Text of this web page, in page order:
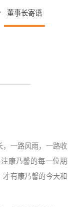
董事长寄语
，一路风雨，一路收
康乃馨的每一位朋
有康乃馨的今天和